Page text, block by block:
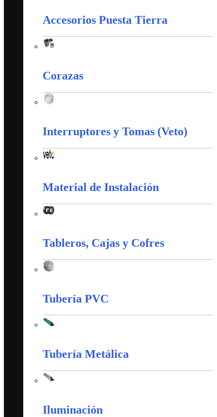
Accesorios Puesta Tierra
Corazas
Interruptores y Tomas (Veto)
Material de Instalación
Tableros, Cajas y Cofres
Tubería PVC
Tubería Metálica
Iluminación